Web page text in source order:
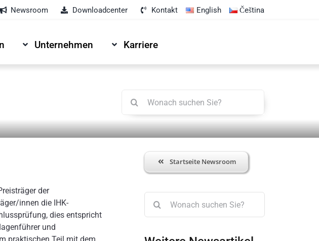
Newsroom Downloadcenter Kontakt English Čeština
Unternehmen Karriere
nach:
der
innen die IHK-
dies entspricht
und
Startseite Newsroom
nach: